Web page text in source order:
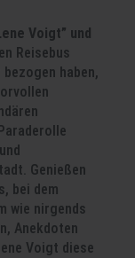
Voigt” und
Reisebus
haben,
Genießen
bei dem
wie nirgends
Anekdoten
Voigt diese